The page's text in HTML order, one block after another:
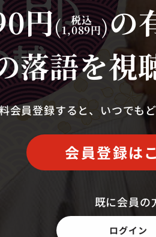
芸人からさがす
演目からさがす
上演時間からさがす
円( 税込
1,089円)の
落語を視
会員登録すると、いつでも
会員登録は
既に会員の
ログイン